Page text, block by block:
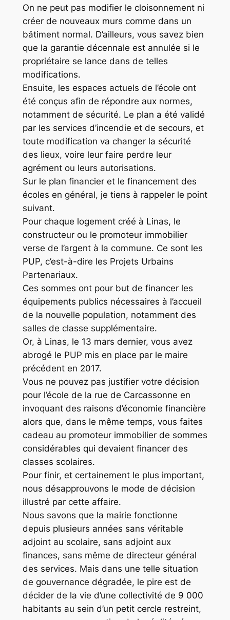
On ne peut pas modifier le cloisonnement ni
créer de nouveaux murs comme dans un
bâtiment normal. D’ailleurs, vous savez bien
que la garantie décennale est annulée si le
propriétaire se lance dans de telles
modifications.
Ensuite, les espaces actuels de l’école ont
été conçus afin de répondre aux normes,
notamment de sécurité. Le plan a été validé
par les services d’incendie et de secours, et
toute modification va changer la sécurité
des lieux, voire leur faire perdre leur
agrément ou leurs autorisations.
Sur le plan financier et le financement des
écoles en général, je tiens à rappeler le point
suivant.
Pour chaque logement créé à Linas, le
constructeur ou le promoteur immobilier
verse de l’argent à la commune. Ce sont les
PUP, c’est-à-dire les Projets Urbains
Partenariaux.
Ces sommes ont pour but de financer les
équipements publics nécessaires à l’accueil
de la nouvelle population, notamment des
salles de classe supplémentaire.
Or, à Linas, le 13 mars dernier, vous avez
abrogé le PUP mis en place par le maire
précédent en 2017.
Vous ne pouvez pas justifier votre décision
pour l’école de la rue de Carcassonne en
invoquant des raisons d’économie financière
alors que, dans le même temps, vous faites
cadeau au promoteur immobilier de sommes
considérables qui devaient financer des
classes scolaires.
Pour finir, et certainement le plus important,
nous désapprouvons le mode de décision
illustré par cette affaire.
Nous savons que la mairie fonctionne
depuis plusieurs années sans véritable
adjoint au scolaire, sans adjoint aux
finances, sans même de directeur général
des services. Mais dans une telle situation
de gouvernance dégradée, le pire est de
décider de la vie d’une collectivité de 9 000
habitants au sein d’un petit cercle restreint,